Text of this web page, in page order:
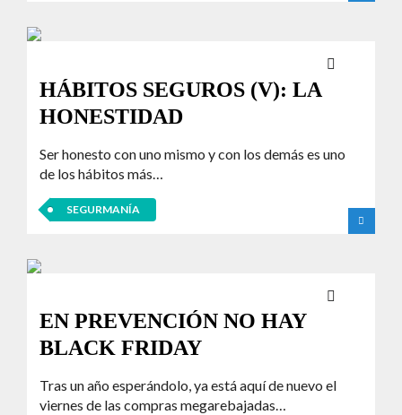
HÁBITOS SEGUROS (V): LA
HONESTIDAD
Ser honesto con uno mismo y con los demás es uno
de los hábitos más…
SEGURMANÍA
EN PREVENCIÓN NO HAY
BLACK FRIDAY
Tras un año esperándolo, ya está aquí de nuevo el
viernes de las compras megarebajadas…